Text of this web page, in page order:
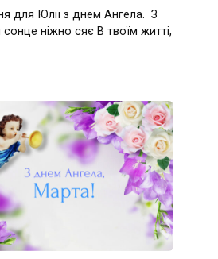
для Юлії з днем Ангела. З
ніжно сяє В твоїм житті,